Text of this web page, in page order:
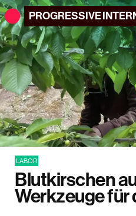
PROGRESSIVE
LABOR
Blutkirschen
Werkzeuge für